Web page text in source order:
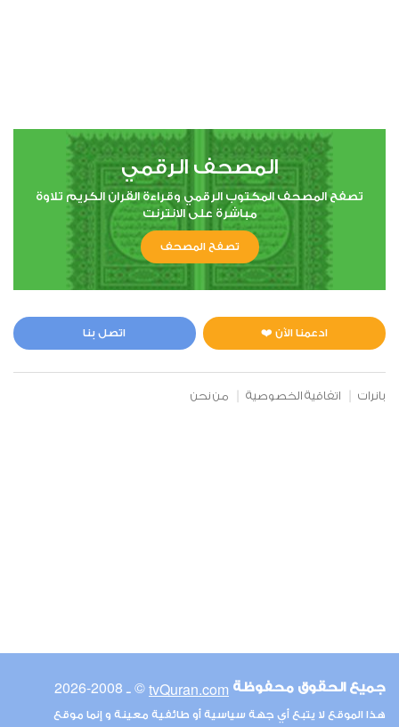
المصحف الرقمي
تصفح المصحف المكتوب الرقمي وقراءة القران الكريم تلاوة
مباشرة على الانترنت
تصفح المصحف
ادعمنا الآن ❤️ اتصل بنا
بانرات اتفاقية الخصوصية من نحن
جميع الحقوق محفوظة tvQuran.com© ـ 2008-2026
هذا الموقع لا يتبع أي جهة سياسية أو طائفية معينة و إنما موقع